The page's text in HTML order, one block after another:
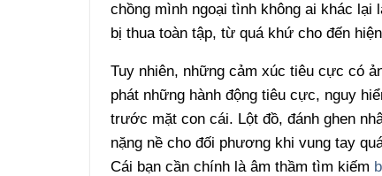
chồng mình ngoại tình không ai khác
bị thua toàn tập, từ quá khứ cho đến
Tuy nhiên, những cảm xúc tiêu cực có
phát những hành động tiêu cực, nguy
trước mặt con cái. Lột đồ, đánh ghen
nặng nề cho đối phương khi vung tay
Cái bạn cần chính là âm thầm tìm kiếm